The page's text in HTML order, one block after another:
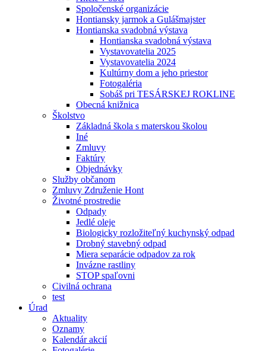
Spoločenské organizácie
Hontiansky jarmok a Gulášmajster
Hontianska svadobná výstava
Hontianska svadobná výstava
Vystavovatelia 2025
Vystavovatelia 2024
Kultúrny dom a jeho priestor
Fotogaléria
Sobáš pri TESÁRSKEJ ROKLINE
Obecná knižnica
Školstvo
Základná škola s materskou školou
Iné
Zmluvy
Faktúry
Objednávky
Služby občanom
Zmluvy Združenie Hont
Životné prostredie
Odpady
Jedlé oleje
Biologicky rozložiteľný kuchynský odpad
Drobný stavebný odpad
Miera separácie odpadov za rok
Invázne rastliny
STOP spaľovni
Civilná ochrana
test
Úrad
Aktuality
Oznamy
Kalendár akcií